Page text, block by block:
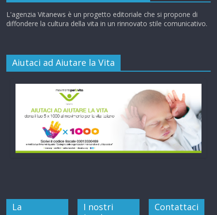
L'agenzia Vitanews è un progetto editoriale che si propone di
diffondere la cultura della vita in un rinnovato stile comunicativo.
Aiutaci ad Aiutare la Vita
La
I nostri
Contattaci